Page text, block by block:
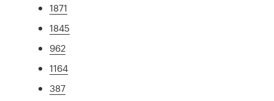
1871
1845
962
1164
387